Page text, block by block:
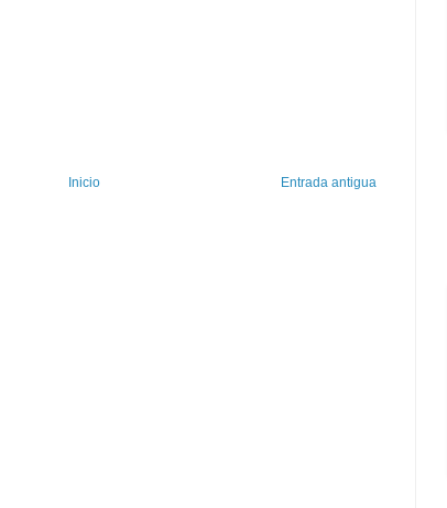
Entrada antigua
Inicio